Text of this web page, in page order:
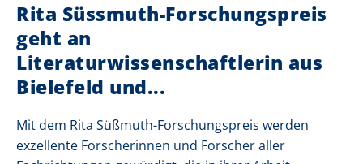
Rita Süssmuth-Forschungspreis
geht an
Literaturwissenschaftlerin aus
Bielefeld und...
Mit dem Rita Süßmuth-Forschungspreis werden
exzellente Forscherinnen und Forscher aller